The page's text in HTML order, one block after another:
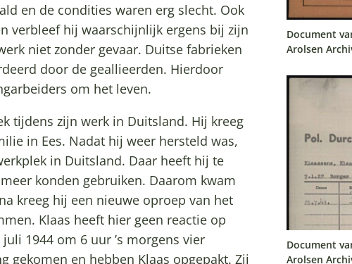
en de condities waren erg slecht. Ook
verbleef hij waarschijnlijk ergens bij zijn
niet zonder gevaar. Duitse fabrieken
door de geallieerden. Hierdoor
om het leven.
tijdens zijn werk in Duitsland. Hij kreeg
in Ees. Nadat hij weer hersteld was,
in Duitsland. Daar heeft hij te
konden gebruiken. Daarom kwam
kreeg hij een nieuwe oproep van het
Klaas heeft hier geen reactie op
1944 om 6 uur ’s morgens vier
gekomen en hebben Klaas opgepakt. Zij
Document
Arolsen
Document
Arolsen